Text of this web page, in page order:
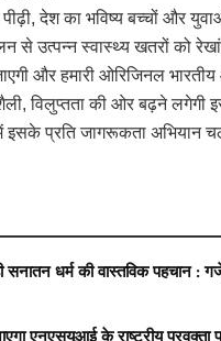
देश का भविष्य बच्चों और
उत्पन्न स्वास्थ्य खतरों को
और हमारी ओरिजिनल
विलुप्तता की ओर बढ़ने लगेगी
प्रति जागरूकता अभियान
धर्म की वास्तविक पहचान :
एनएसयूआई के राष्ट्रीय प्रवक्ता